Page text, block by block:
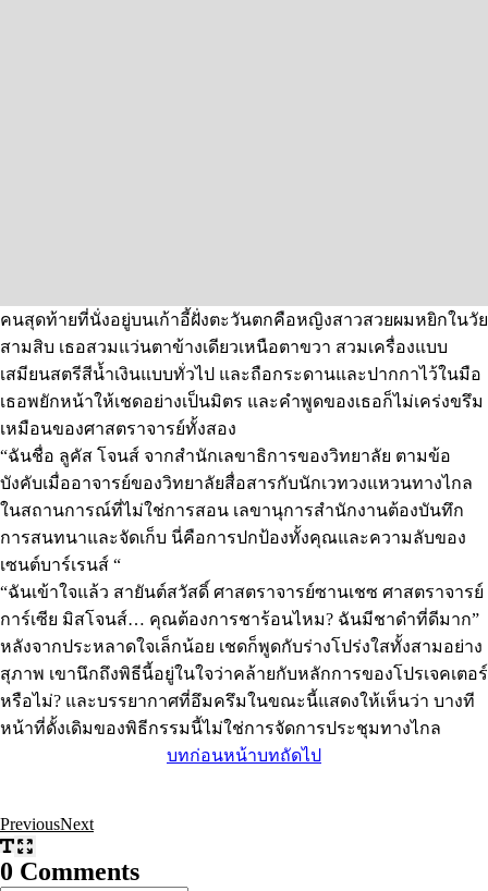
คนสุดท้ายที่นั่งอยู่บนเก้าอี้ฝั่งตะวันตกคือหญิงสาวสวยผมหยิกในวัย
สามสิบ เธอสวมแว่นตาข้างเดียวเหนือตาขวา สวมเครื่องแบบ
เสมียนสตรีสีน้ำเงินแบบทั่วไป และถือกระดานและปากกาไว้ในมือ
เธอพยักหน้าให้เชดอย่างเป็นมิตร และคำพูดของเธอก็ไม่เคร่งขรึม
เหมือนของศาสตราจารย์ทั้งสอง
“ฉันชื่อ ลูคัส โจนส์ จากสำนักเลขาธิการของวิทยาลัย ตามข้อ
บังคับเมื่ออาจารย์ของวิทยาลัยสื่อสารกับนักเวทวงแหวนทางไกล
ในสถานการณ์ที่ไม่ใช่การสอน เลขานุการสำนักงานต้องบันทึก
การสนทนาและจัดเก็บ นี่คือการปกป้องทั้งคุณและความลับของ
เซนต์บาร์เรนส์ “
“ฉันเข้าใจแล้ว สายันต์สวัสดิ์ ศาสตราจารย์ซานเชซ ศาสตราจารย์
การ์เซีย มิสโจนส์… คุณต้องการชาร้อนไหม? ฉันมีชาดำที่ดีมาก”
หลังจากประหลาดใจเล็กน้อย เชดก็พูดกับร่างโปร่งใสทั้งสามอย่าง
สุภาพ เขานึกถึงพิธีนี้อยู่ในใจว่าคล้ายกับหลักการของโปรเจคเตอร์
หรือไม่? และบรรยากาศที่อึมครึมในขณะนี้แสดงให้เห็นว่า บางที
หน้าที่ดั้งเดิมของพิธีกรรมนี้ไม่ใช่การจัดการประชุมทางไกล
บทก่อนหน้าบทถัดไป
PreviousNext
0 Comments